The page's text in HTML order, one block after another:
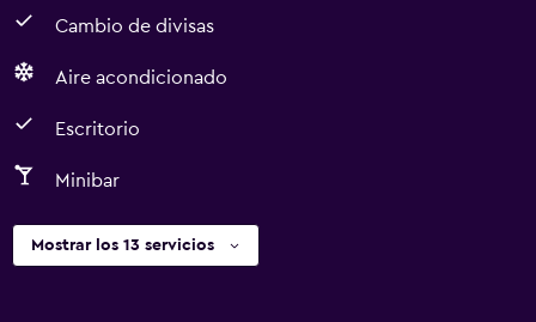
Cambio de divisas
Aire acondicionado
Escritorio
Minibar
Mostrar los 13 servicios